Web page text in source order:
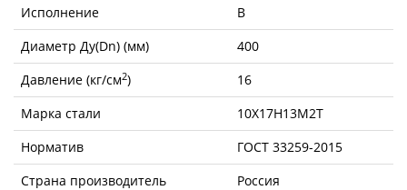
Исполнение
B
Диаметр Ду(Dn) (мм)
400
Давление (кг/см2)
16
Марка стали
10Х17Н13М2Т
Норматив
ГОСТ 33259-2015
Страна производитель
Россия